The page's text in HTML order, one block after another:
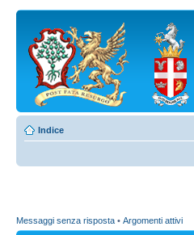
Indice
Messaggi senza risposta • Argomenti attivi